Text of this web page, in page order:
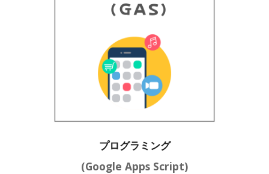
プログラミング
(Google Apps Script)